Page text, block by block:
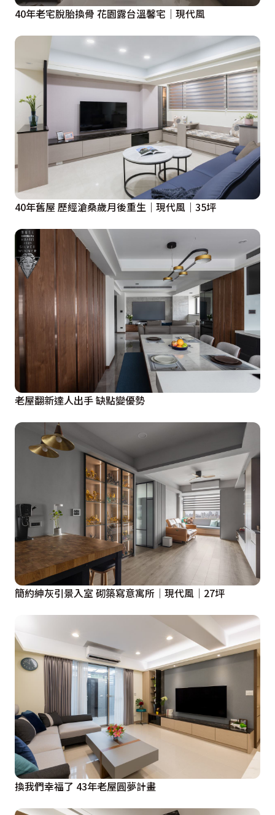
40年老宅脫胎換骨 花園露台溫馨宅│現代風
40年舊屋 歷經滄桑歲月後重生｜現代風｜35坪
老屋翻新達人出手 缺點變優勢
簡約紳灰引景入室 砌築寫意寓所│現代風│27坪
換我們幸福了 43年老屋圓夢計畫